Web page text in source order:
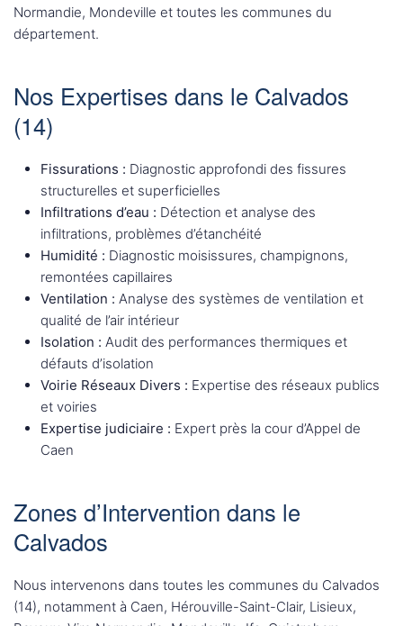
Normandie, Mondeville et toutes les communes du
département.
Nos Expertises dans le Calvados
(14)
Fissurations : Diagnostic approfondi des fissures
structurelles et superficielles
Infiltrations d’eau : Détection et analyse des
infiltrations, problèmes d’étanchéité
Humidité : Diagnostic moisissures, champignons,
remontées capillaires
Ventilation : Analyse des systèmes de ventilation et
qualité de l’air intérieur
Isolation : Audit des performances thermiques et
défauts d’isolation
Voirie Réseaux Divers : Expertise des réseaux publics
et voiries
Expertise judiciaire : Expert près la cour d’Appel de
Caen
Zones d’Intervention dans le
Calvados
Nous intervenons dans toutes les communes du Calvados
(14), notamment à Caen, Hérouville-Saint-Clair, Lisieux,